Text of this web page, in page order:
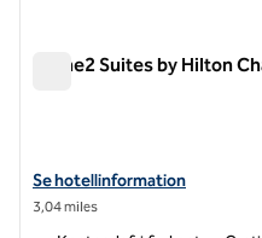
Home2 Suites by Hilton
Visa hotelluppgifter för
Se hotellinformation
3,04 miles